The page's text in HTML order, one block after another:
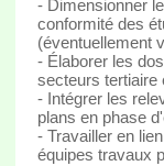
- Dimensionner
conformité des
(éventuellement
- Élaborer les
secteurs tertiaire
- Intégrer les
plans en phase
- Travailler en
équipes travaux